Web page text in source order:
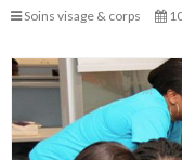
Soins visage & corps